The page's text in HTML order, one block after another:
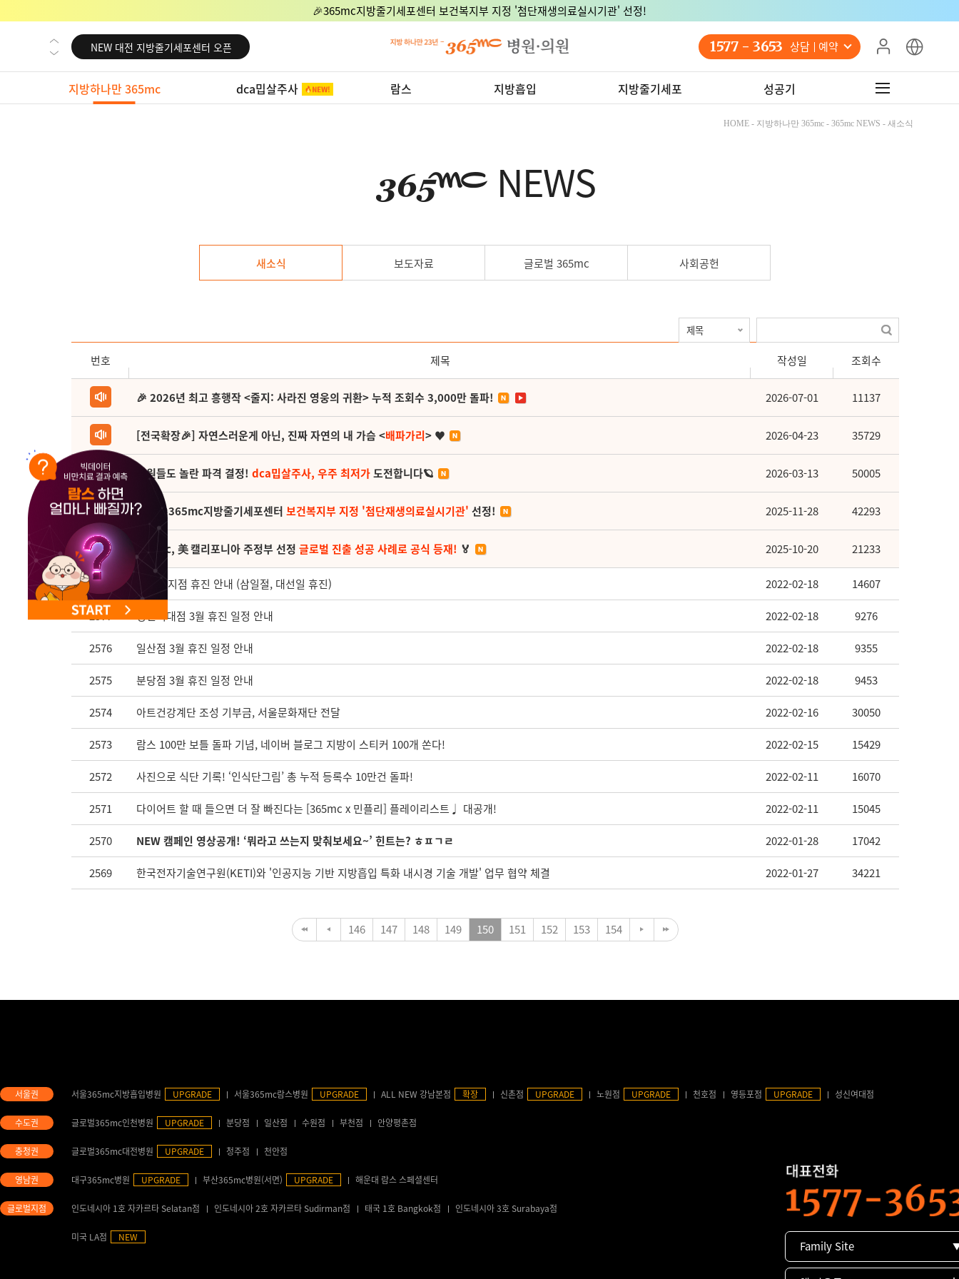
🎉365mc지방줄기세포센터 보건복지부 지정 '첨단재생의료실시기관' 선정!
NEW 교대 지방줄기세포센터 오픈
NEW 대전 지방줄기세포센터 오픈
NEW 노원 지방줄기세포센터 오픈
NEW 미국 LA점 오픈
NEW 미국 LA점 오픈
1577 - 3653 상담 예약
지방하나만 365mc dca밉살주사 람스 지방흡입 지방줄기세포 성공기
HOME - 지방하나만 365mc - 365mc NEWS - 새소식
NEWS
새소식 보도자료 글로벌 365mc 사회공헌
번호 제목 작성일 조회수
🎉 2026년 최고 흥행작 <줄지: 사라진 영웅의 귀환> 누적 조회수 3,000만 돌파! 2026-07-01 11137
[전국확장🎉] 자연스러운게 아닌, 진짜 자연의 내 가슴 <배파가리> ♥ 2026-04-23 35729
직원들도 놀란 파격 결정! dca밉살주사, 우주 최저가도전합니다🪐 2026-03-13 50005
(축) 🎉365mc지방줄기세포센터 보건복지부 지정 '첨단재생의료실시기관' 선정! 2025-11-28 42293
365mc, 美 캘리포니아 주정부 선정 글로벌 진출 성공 사례로 공식 등재! 🏅 2025-10-20 21233
2578 3월 전 지점 휴진 안내 (삼일절, 대선일 휴진) 2022-02-18 14607
2577 성신여대점 3월 휴진 일정 안내 2022-02-18 9276
2576 일산점 3월 휴진 일정 안내 2022-02-18 9355
2575 분당점 3월 휴진 일정 안내 2022-02-18 9453
2574 아트건강계단 조성 기부금, 서울문화재단 전달 2022-02-16 30050
2573 람스 100만 보틀 돌파 기념, 네이버 블로그 지방이 스티커 100개 쏜다! 2022-02-15 15429
2572 사진으로 식단 기록! ‘인식단그림’ 총 누적 등록수 10만건 돌파! 2022-02-11 16070
2571 다이어트 할 때 들으면 더 잘 빠진다는 [365mc x 민플리] 플레이리스트♩ 대공개! 2022-02-11 15045
2570 NEW 캠페인 영상공개! ‘뭐라고 쓰는지 맞춰보세요~’ 힌트는? ㅎㅍㄱㄹ 2022-01-28 17042
2569 한국전자기술연구원(KETI)와 '인공지능 기반 지방흡입 특화 내시경 기술 개발' 업무 협약 체결 2022-01-27 34221
146 147 148 149 150 151 152 153 154
서울365mc지방흡입병원 UPGRADE 서울365mc람스병원 UPGRADE ALL NEW 강남본점 확장 신촌점 UPGRADE 노원점 UPGRADE 천호점 영등포점 UPGRADE 성신여대점
글로벌365mc인천병원 UPGRADE 분당점 일산점 수원점 부천점 안양평촌점
글로벌365mc대전병원 UPGRADE 청주점 천안점
대구365mc병원 UPGRADE 부산365mc병원(서면) UPGRADE 해운대 람스 스페셜센터
인도네시아 1호 자카르타 Selatan점 인도네시아 2호 자카르타 Sudirman점 태국 1호 Bangkok점 인도네시아 3호 Surabaya점
미국 LA점 NEW
Family Site